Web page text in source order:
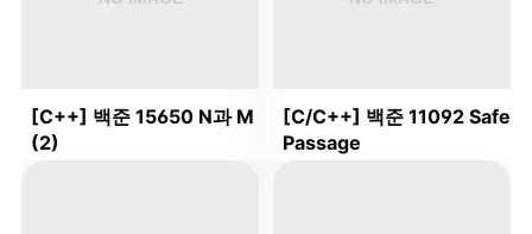
[C++] 백준 15650 N과 M
(2)
[C/C++] 백준 11092 Safe
Passage